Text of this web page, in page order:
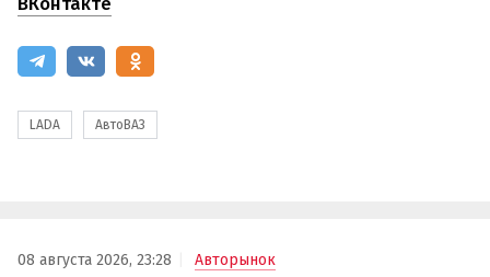
LADA АвтоВАЗ
08 августа 2026, 23:28 Авторынок